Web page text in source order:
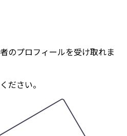
のプロフィールを受け取れま
ださい。